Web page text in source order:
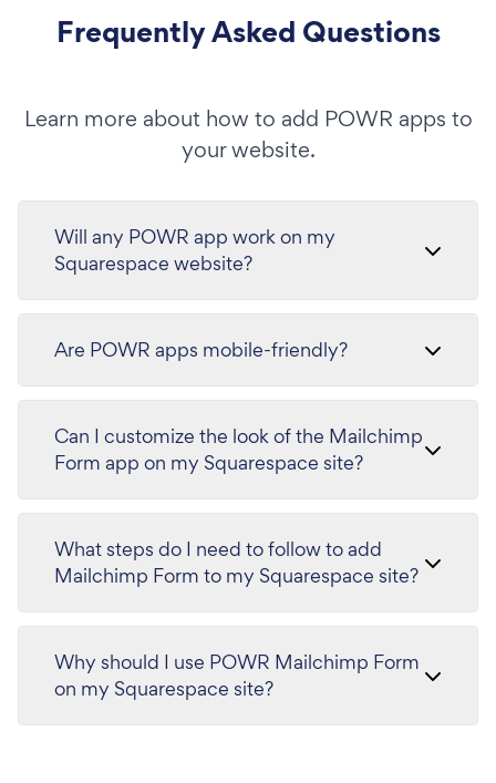
Frequently Asked Questions
Learn more about how to add POWR apps to
your website.
Will any POWR app work on my
Squarespace website?
Are POWR apps mobile-friendly?
Can I customize the look of the Mailchimp
Form app on my Squarespace site?
What steps do I need to follow to add
Mailchimp Form to my Squarespace site?
Why should I use POWR Mailchimp Form
on my Squarespace site?